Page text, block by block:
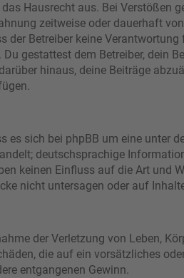
Hausrecht aus. Bei
zeitweise oder dauerhaft
der Betreiber keine
gestattest dem Betreiber, dein
hinaus, deine Beiträge
es sich bei phpBB um eine unter
deutschsprachige
keinen Einfluss auf die Art und
nicht untersagen oder auf
der Verletzung von Leben,
die auf ein vorsätzliches
entgangenen Gewinn.